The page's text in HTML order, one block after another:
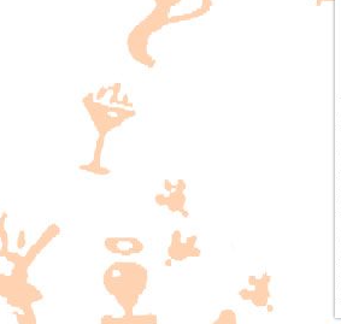
29 30